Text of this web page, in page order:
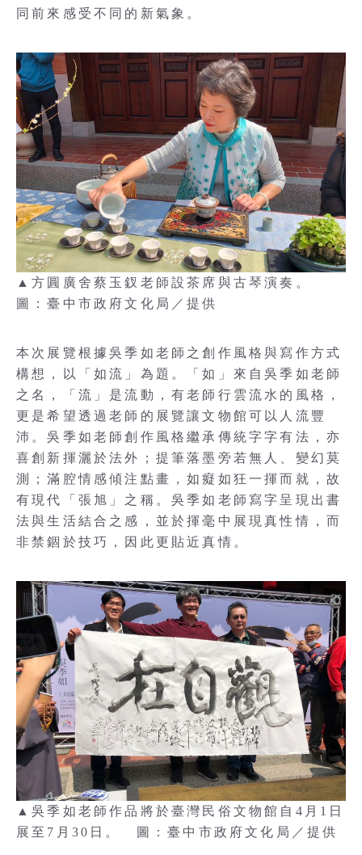
同前來感受不同的新氣象。
▲方圓廣舍蔡玉釵老師設茶席與古琴演奏。
圖：臺中市政府文化局／提供
本次展覽根據吳季如老師之創作風格與寫作方式
構想，以「如流」為題。「如」來自吳季如老師
之名，「流」是流動，有老師行雲流水的風格，
更是希望透過老師的展覽讓文物館可以人流豐
沛。吳季如老師創作風格繼承傳統字字有法，亦
喜創新揮灑於法外；提筆落墨旁若無人、變幻莫
測；滿腔情感傾注點畫，如癡如狂一揮而就，故
有現代「張旭」之稱。吳季如老師寫字呈現出書
法與生活結合之感，並於揮毫中展現真性情，而
非禁錮於技巧，因此更貼近真情。
▲吳季如老師作品將於臺灣民俗文物館自4月1日
展至7月30日。 圖：臺中市政府文化局／提供